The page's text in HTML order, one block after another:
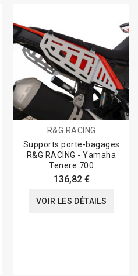
R&G RACING
Supports porte-bagages
R&G RACING - Yamaha
Tenere 700
136,82 €
VOIR LES DÉTAILS